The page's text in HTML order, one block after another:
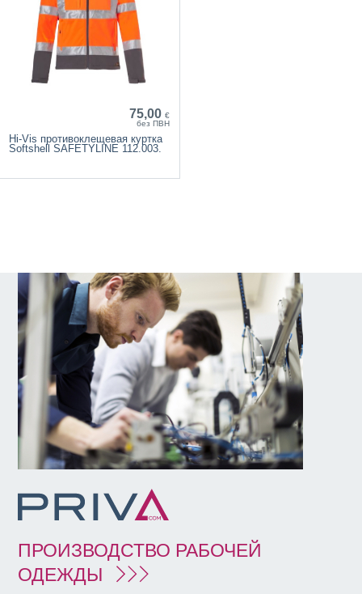
75,00 €
без ПВН
Hi-Vis противоклещевая куртка
Softshell SAFETYLINE 112.003.
ПРОИЗВОДСТВО РАБОЧЕЙ
ОДЕЖДЫ